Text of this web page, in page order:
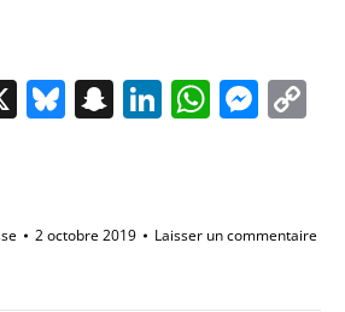
X Bluesky
Snapchat
LinkedIn
2 octobre 2019 Laisser un commentaire